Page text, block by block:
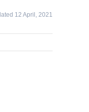
12 April, 2021